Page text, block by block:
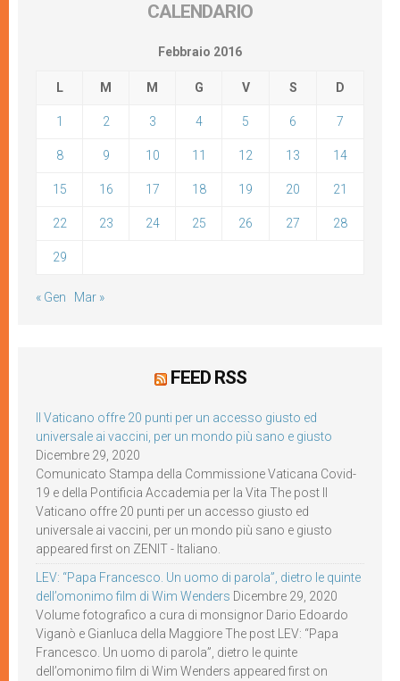
CALENDARIO
Febbraio 2016
L M M G V S D
1 2 3 4 5 6 7
8 9 10 11 12 13 14
15 16 17 18 19 20 21
22 23 24 25 26 27 28
29
« Gen Mar »
FEED RSS
Il Vaticano offre 20 punti per un accesso giusto ed
universale ai vaccini, per un mondo più sano e giusto
Dicembre 29, 2020
Comunicato Stampa della Commissione Vaticana Covid-
19 e della Pontificia Accademia per la Vita The post Il
Vaticano offre 20 punti per un accesso giusto ed
universale ai vaccini, per un mondo più sano e giusto
appeared first on ZENIT - Italiano.
LEV: “Papa Francesco. Un uomo di parola”, dietro le quinte
dell’omonimo film di Wim Wenders Dicembre 29, 2020
Volume fotografico a cura di monsignor Dario Edoardo
Viganò e Gianluca della Maggiore The post LEV: “Papa
Francesco. Un uomo di parola”, dietro le quinte
dell’omonimo film di Wim Wenders appeared first on